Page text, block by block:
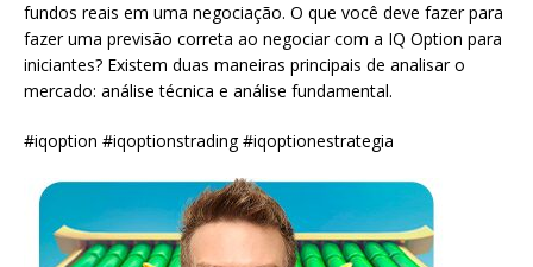
fundos reais em uma negociação. O que você deve fazer para
fazer uma previsão correta ao negociar com a IQ Option para
iniciantes? Existem duas maneiras principais de analisar o
mercado: análise técnica e análise fundamental.
#iqoption #iqoptionstrading #iqoptionestrategia